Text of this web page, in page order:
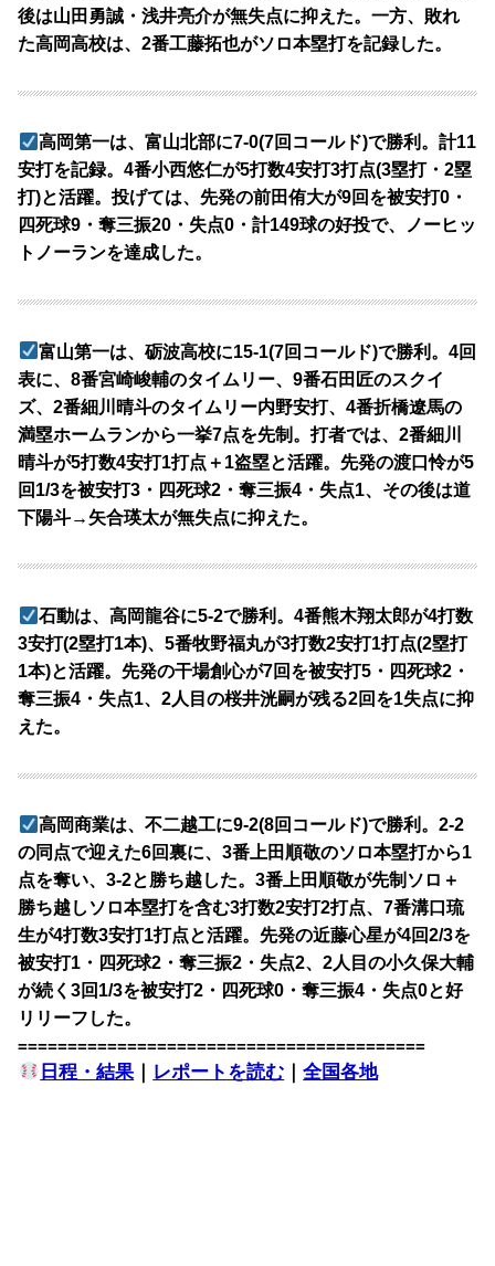
後は山田勇誠・浅井亮介が無失点に抑えた。一方、敗れ
た高岡高校は、2番工藤拓也がソロ本塁打を記録した。
高岡第一は、富山北部に7-0(7回コールド)で勝利。計11
安打を記録。4番小西悠仁が5打数4安打3打点(3塁打・2塁
打)と活躍。投げては、先発の前田侑大が9回を被安打0・
四死球9・奪三振20・失点0・計149球の好投で、ノーヒッ
トノーランを達成した。
富山第一は、砺波高校に15-1(7回コールド)で勝利。4回
表に、8番宮崎峻輔のタイムリー、9番石田匠のスクイ
ズ、2番細川晴斗のタイムリー内野安打、4番折橋遼馬の
満塁ホームランから一挙7点を先制。打者では、2番細川
晴斗が5打数4安打1打点＋1盗塁と活躍。先発の渡口怜が5
回1/3を被安打3・四死球2・奪三振4・失点1、その後は道
下陽斗→矢合瑛太が無失点に抑えた。
石動は、高岡龍谷に5-2で勝利。4番熊木翔太郎が4打数
3安打(2塁打1本)、5番牧野福丸が3打数2安打1打点(2塁打
1本)と活躍。先発の干場創心が7回を被安打5・四死球2・
奪三振4・失点1、2人目の桜井洸嗣が残る2回を1失点に抑
えた。
高岡商業は、不二越工に9-2(8回コールド)で勝利。2-2
の同点で迎えた6回裏に、3番上田順敬のソロ本塁打から1
点を奪い、3-2と勝ち越した。3番上田順敬が先制ソロ＋
勝ち越しソロ本塁打を含む3打数2安打2打点、7番溝口琉
生が4打数3安打1打点と活躍。先発の近藤心星が4回2/3を
被安打1・四死球2・奪三振2・失点2、2人目の小久保大輔
が続く3回1/3を被安打2・四死球0・奪三振4・失点0と好
リリーフした。
=========================================
日程・結果｜ レポートを読む ｜全国各地